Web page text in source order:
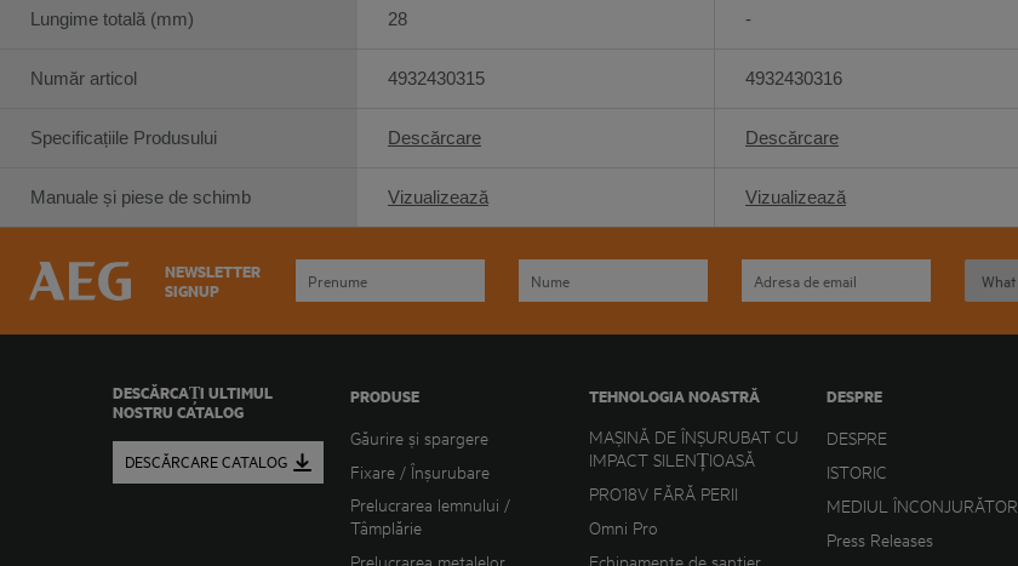
Lungime totală (mm)
Număr articol
Specificațiile Produsului
Manuale și piese de schimb
28
4932430315
Descărcare
Vizualizează
-
4932430316
Descărcare
Vizualizează
NEWSLETTER
SIGNUP
DESCĂRCAȚI ULTIMUL
NOSTRU CATALOG
DESCĂRCARE CATALOG
PRODUSE
Găurire și spargere
Fixare / Înșurubare
Prelucrarea lemnului /
Tâmplărie
Prelucrarea metalelor
TEHNOLOGIA NOASTRĂ
MAȘINĂ DE ÎNȘURUBAT CU
IMPACT SILENȚIOASĂ
PRO18V FĂRĂ PERII
Omni Pro
Echipamente de șantier
DESPRE
DESPRE
ISTORIC
MEDIUL ÎNCONJURĂTOR
Press Releases